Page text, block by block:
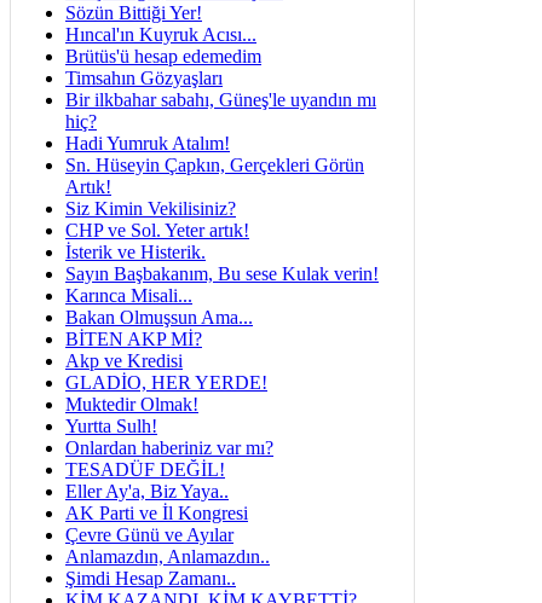
Sözün Bittiği Yer!
Hıncal'ın Kuyruk Acısı...
Brütüs'ü hesap edemedim
Timsahın Gözyaşları
Bir ilkbahar sabahı, Güneş'le uyandın mı
hiç?
Hadi Yumruk Atalım!
Sn. Hüseyin Çapkın, Gerçekleri Görün
Artık!
Siz Kimin Vekilisiniz?
CHP ve Sol. Yeter artık!
İsterik ve Histerik.
Sayın Başbakanım, Bu sese Kulak verin!
Karınca Misali...
Bakan Olmuşsun Ama...
BİTEN AKP Mİ?
Akp ve Kredisi
GLADİO, HER YERDE!
Muktedir Olmak!
Yurtta Sulh!
Onlardan haberiniz var mı?
TESADÜF DEĞİL!
Eller Ay'a, Biz Yaya..
AK Parti ve İl Kongresi
Çevre Günü ve Ayılar
Anlamazdın, Anlamazdın..
Şimdi Hesap Zamanı..